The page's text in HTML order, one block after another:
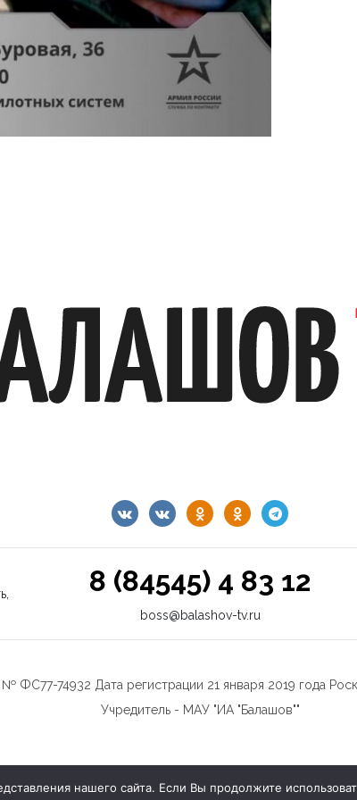
8 (84545) 4 83 12
boss@balashov-tv.ru
ФС77-74932 Дата регистрации 21 января 2019 года
Учредитель - МАУ "ИА "Балашов""
нашего сайта. Если Вы продолжите